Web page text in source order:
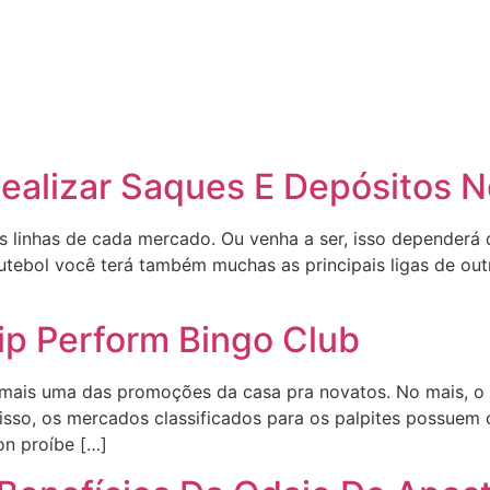
Saques E Depósitos
linhas de cada mercado. Ou venha a ser, isso
você terá também muchas as principais ligas de
Perform Bingo Club
uma das promoções da casa pra novatos. No mais,
os mercados classificados para os palpites
proíbe […]